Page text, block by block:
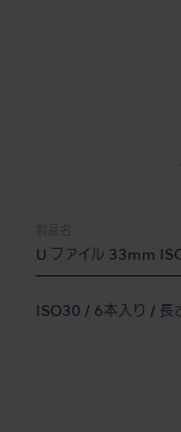
製品名:
U ファイル 33mm
ISO30 / 6本入り /